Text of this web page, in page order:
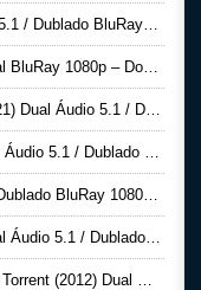
BluRay 1080p – Download
1080p – Download
BluRay 1080p – Download
BluRay 1080p – Download
1080p – Download
BluRay 1080p – Download
BluRay 1080p – Download